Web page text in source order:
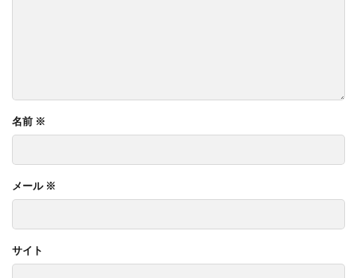
名前 ※
メール ※
サイト